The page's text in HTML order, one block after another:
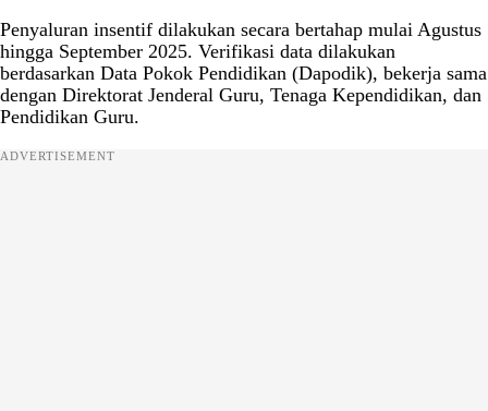
Penyaluran insentif dilakukan secara bertahap mulai Agustus
hingga September 2025. Verifikasi data dilakukan
berdasarkan Data Pokok Pendidikan (Dapodik), bekerja sama
dengan Direktorat Jenderal Guru, Tenaga Kependidikan, dan
Pendidikan Guru.
ADVERTISEMENT